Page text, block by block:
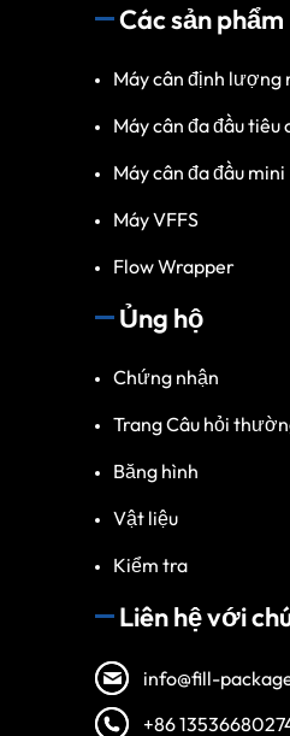
Các sản phẩm
Máy cân định lượng
Máy cân đa đầu tiêu
Máy cân đa đầu mini
Máy VFFS
Flow Wrapper
Ủng hộ
Chứng nhận
Trang Câu hỏi
Băng hình
Vật liệu
Kiểm tra
Liên hệ với
info@fill-
+86